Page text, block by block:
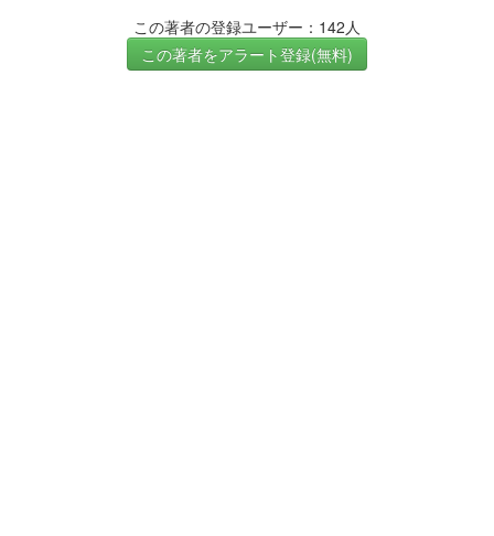
この著者の登録ユーザー：142人
この著者をアラート登録(無料)